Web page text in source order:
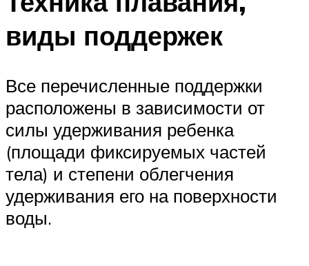
виды поддержек
Все перечисленные поддержки
расположены в зависимости от
силы удерживания ребенка
(площади фиксируемых частей
тела) и степени облегчения
удерживания его на поверхности
воды.